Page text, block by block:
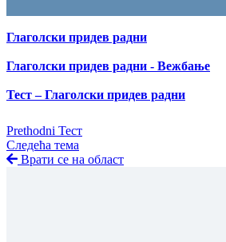
Глаголски придев радни
Глаголски придев радни - Вежбање
Тест – Глаголски придев радни
Prethodni Тест
Следећа тема
Врати се на област